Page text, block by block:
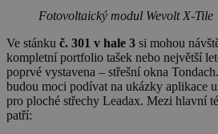
Fotovoltaický modul Wevolt X-Tile
Ve stánku č. 301 v hale 3 si mohou
kompletní portfolio tašek nebo největší
poprvé vystavena – střešní okna
budou moci podívat na ukázky aplikace
pro ploché střechy Leadax. Mezi hlavní
patří: